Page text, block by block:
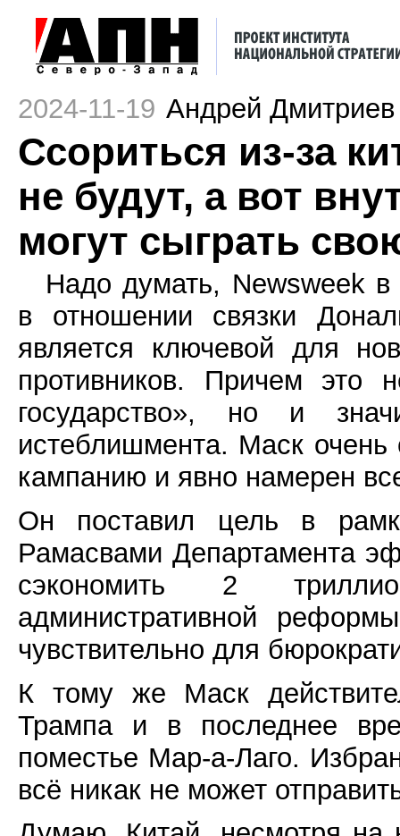
2024-11-19 Андрей Дмитриев
Ссориться из-за
не будут, а вот
могут сыграть
Надо думать, Newsweek
в отношении связки
является ключевой для
противников. Причем это
государство», но и
истеблишмента. Маск очень
кампанию и явно намерен
Он поставил цель в
Рамасвами Департамента
сэкономить 2
административной
чувствительно для
К тому же Маск
Трампа и в последнее
поместье Мар-а-Лаго.
всё никак не может